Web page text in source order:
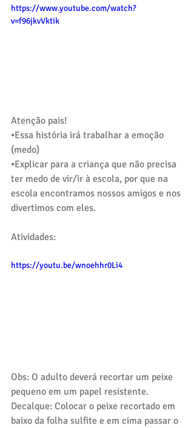
https://www.youtube.com/watch?
v=f96jkvVktik
Atenção pais!
⦁Essa história irá trabalhar a emoção
(medo)
⦁Explicar para a criança que não precisa
ter medo de vir/ir à escola, por que na
escola encontramos nossos amigos e nos
divertimos com eles.
Atividades:
https://youtu.be/wnoehhr0Li4
Obs: O adulto deverá recortar um peixe
pequeno em um papel resistente.
Decalque: Colocar o peixe recortado em
baixo da folha sulfite e em cima passar o